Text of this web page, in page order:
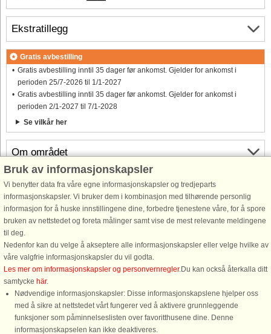
Om området
Info og åpningstider
Før ferien
Ekstratillegg
Gratis avbestilling
Gratis avbestilling inntil 35 dager før ankomst. Gjelder for ankomst i
perioden 25/7-2026 til 1/1-2027
Gratis avbestilling inntil 35 dager før ankomst. Gjelder for ankomst i
perioden 2/1-2027 til 7/1-2028
Se vilkår her
Bruk av informasjonskapsler
Vi benytter data fra våre egne informasjonskapsler og tredjeparts
informasjonskapsler. Vi bruker dem i kombinasjon med tilhørende personlig
informasjon for å huske innstillingene dine, forbedre tjenestene våre, for å spore
bruken av nettstedet og foreta målinger samt vise de mest relevante meldingene
til deg.
Nedenfor kan du velge å akseptere alle informasjonskapsler eller velge hvilke av
våre valgfrie informasjonskapsler du vil godta.
Les mer om informasjonskapsler og personvernregler.Du kan också återkalla ditt
samtycke här.
Nødvendige informasjonskapsler: Disse informasjonskapslene hjelper oss
med å sikre at nettstedet vårt fungerer ved å aktivere grunnleggende
funksjoner som påminnelseslisten over favoritthusene dine. Denne
informasjonskapselen kan ikke deaktiveres.